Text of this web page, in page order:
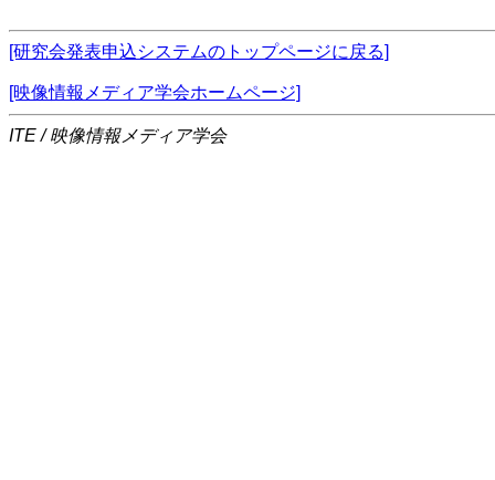
[研究会発表申込システムのトップページに戻る]
[映像情報メディア学会ホームページ]
ITE / 映像情報メディア学会